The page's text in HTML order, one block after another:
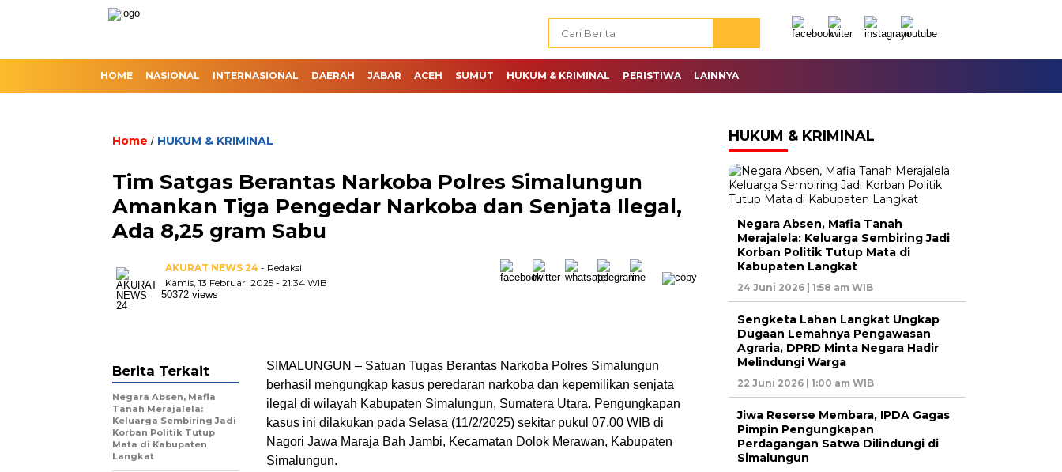
HOME NASIONAL INTERNASIONAL DAERAH JABAR ACEH SUMUT HUKUM & KRIMINAL PERISTIWA LAINNYA
Home / HUKUM & KRIMINAL
Tim Satgas Berantas Narkoba Polres Simalungun
Amankan Tiga Pengedar Narkoba dan Senjata Ilegal,
Ada 8,25 gram Sabu
AKURAT NEWS 24 - Redaksi
Kamis, 13 Februari 2025 - 21:34 WIB
50372 views
SIMALUNGUN – Satuan Tugas Berantas Narkoba Polres Simalungun
berhasil mengungkap kasus peredaran narkoba dan kepemilikan senjata
ilegal di wilayah Kabupaten Simalungun, Sumatera Utara. Pengungkapan
kasus ini dilakukan pada Selasa (11/2/2025) sekitar pukul 07.00 WIB di
Nagori Jawa Maraja Bah Jambi, Kecamatan Dolok Merawan, Kabupaten
Simalungun.
Berita Terkait
Negara Absen, Mafia
Tanah Merajalela:
Keluarga Sembiring Jadi
Korban Politik Tutup
Mata di Kabupaten
Langkat
HUKUM & KRIMINAL
Negara Absen, Mafia Tanah
Merajalela: Keluarga Sembiring Jadi
Korban Politik Tutup Mata di
Kabupaten Langkat
24 Juni 2026 | 1:58 am WIB
Sengketa Lahan Langkat Ungkap
Dugaan Lemahnya Pengawasan
Agraria, DPRD Minta Negara Hadir
Melindungi Warga
22 Juni 2026 | 1:00 am WIB
Jiwa Reserse Membara, IPDA Gagas
Pimpin Pengungkapan
Perdagangan Satwa Dilindungi di
Simalungun